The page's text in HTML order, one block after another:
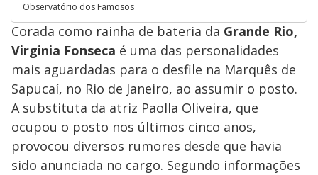
Observatório dos Famosos
Corada como rainha de bateria da Grande Rio,
Virginia Fonseca é uma das personalidades
mais aguardadas para o desfile na Marquês de
Sapucaí, no Rio de Janeiro, ao assumir o posto.
A substituta da atriz Paolla Oliveira, que
ocupou o posto nos últimos cinco anos,
provocou diversos rumores desde que havia
sido anunciada no cargo. Segundo informações